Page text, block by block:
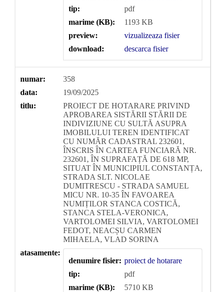
tip:
pdf
marime (KB):
1193 KB
preview:
vizualizeaza fisier
download:
descarca fisier
numar:
358
data:
19/09/2025
titlu:
PROIECT DE HOTARARE PRIVIND
APROBAREA SISTĂRII STĂRII DE
INDIVIZIUNE CU SULTĂ ASUPRA
IMOBILULUI TEREN IDENTIFICAT
CU NUMĂR CADASTRAL 232601,
ÎNSCRIS ÎN CARTEA FUNCIARĂ NR.
232601, ÎN SUPRAFAȚĂ DE 618 MP,
SITUAT ÎN MUNICIPIUL CONSTANȚA,
STRADA SLT. NICOLAE
DUMITRESCU - STRADA SAMUEL
MICU NR. 10-35 ÎN FAVOAREA
NUMIȚILOR STANCA COSTICĂ,
STANCA STELA-VERONICA,
VARTOLOMEI SILVIA, VARTOLOMEI
FEDOT, NEACȘU CARMEN
MIHAELA, VLAD SORINA
atasamente:
denumire fisier: proiect de hotarare
tip:
pdf
marime (KB):
5710 KB